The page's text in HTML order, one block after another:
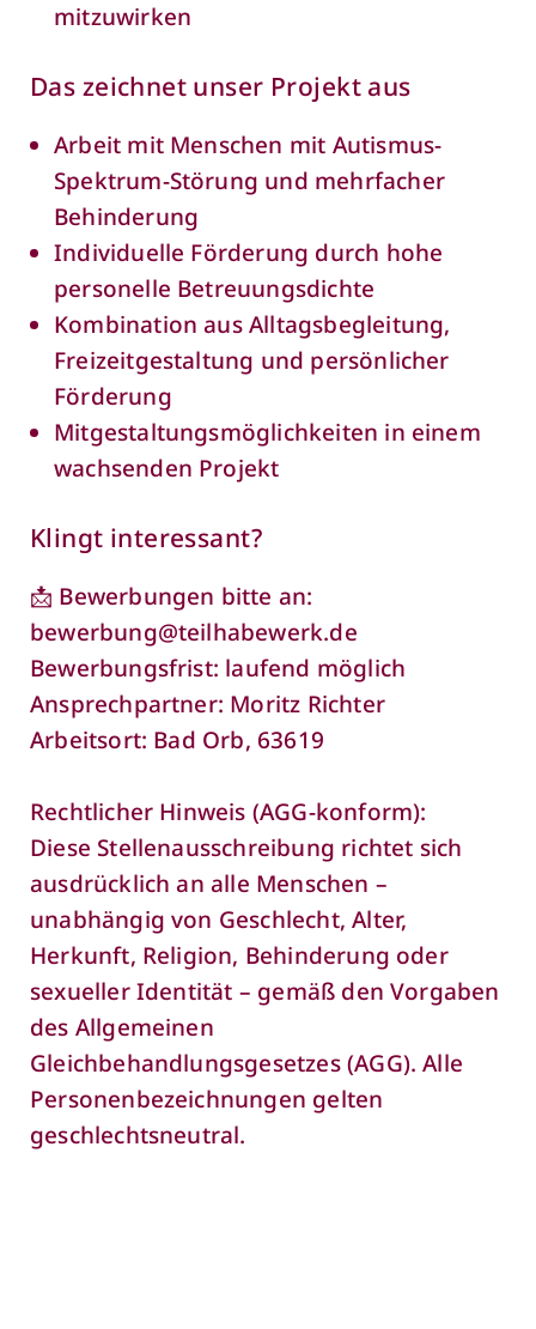
mitzuwirken
Das zeichnet unser Projekt aus
Arbeit mit Menschen mit Autismus-
Spektrum-Störung und mehrfacher
Behinderung
Individuelle Förderung durch hohe
personelle Betreuungsdichte
Kombination aus Alltagsbegleitung,
Freizeitgestaltung und persönlicher
Förderung
Mitgestaltungsmöglichkeiten in einem
wachsenden Projekt
Klingt interessant?
📩 Bewerbungen bitte an:
bewerbung@teilhabewerk.de
Bewerbungsfrist: laufend möglich
Ansprechpartner: Moritz Richter
Arbeitsort: Bad Orb, 63619
Rechtlicher Hinweis (AGG-konform):
Diese Stellenausschreibung richtet sich
ausdrücklich an alle Menschen –
unabhängig von Geschlecht, Alter,
Herkunft, Religion, Behinderung oder
sexueller Identität – gemäß den Vorgaben
des Allgemeinen
Gleichbehandlungsgesetzes (AGG). Alle
Personenbezeichnungen gelten
geschlechtsneutral.